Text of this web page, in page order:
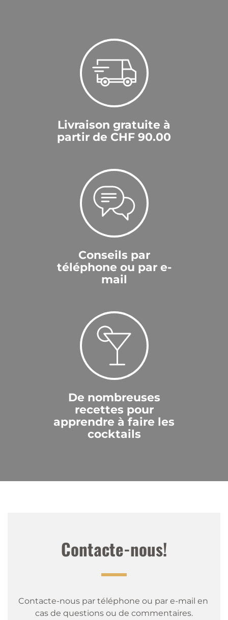
Livraison gratuite à
partir de CHF 90.00
Conseils par
téléphone ou par e-
mail
De nombreuses
recettes pour
apprendre à faire les
cocktails
Contacte-nous!
Contacte-nous par téléphone ou par e-mail en
cas de questions ou de commentaires.